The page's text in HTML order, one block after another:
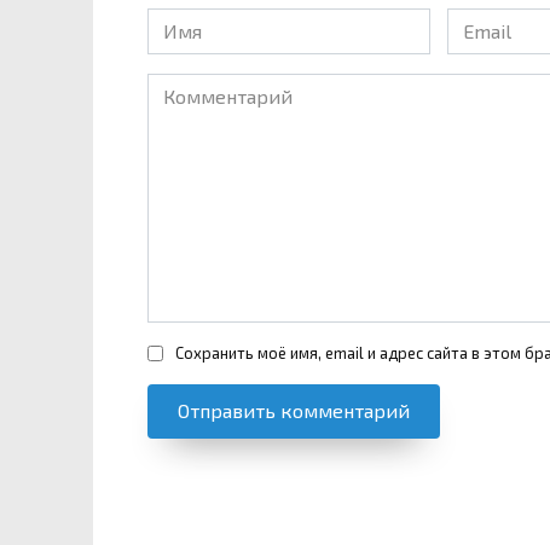
Имя
*
Email
*
Комментарий
Сохранить моё имя, email и адрес сайта в этом